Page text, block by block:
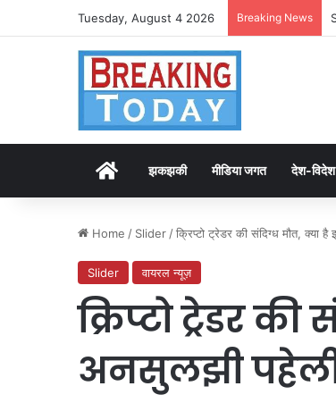
Tuesday, August 4 2026 Breaking News
Homeझकझकी मीडिया जगत देश-विदेश
Home / Slider /क्रिप्टो ट्रेडर की संदिग्ध मौत, क्या
Slider वायरल न्यूज़
क्रिप्टो ट्रेडर
अनसुलझी